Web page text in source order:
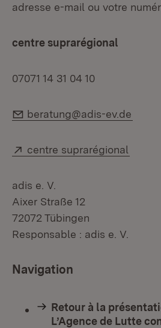
adresse e-mail ou votre
centre suprarégional
07071 14 31 04 10
E-Mail:
beratung@adis-ev.de
Extern:
centre suprarégional
adis e. V.
Aixer Straße 12
72072 Tübingen
Responsable : adis e. V.
Navigation
Retour à la
L’Agence de Lutte